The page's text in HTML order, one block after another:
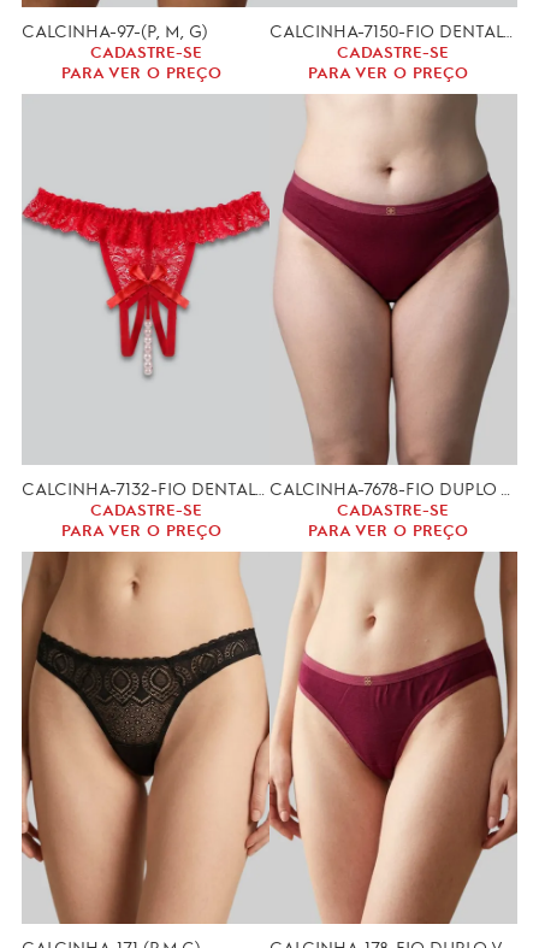
CALCINHA-97-(P, M, G)
CADASTRE-SE
PARA VER O PREÇO
CADASTRE-SE
PARA VER O PREÇO
CADASTRE-SE
PARA VER O PREÇO
CADASTRE-SE
PARA VER O PREÇO